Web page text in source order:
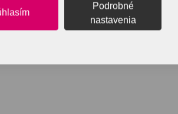
Podrobné
nastavenia